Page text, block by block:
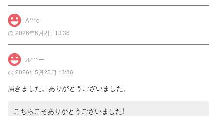
A***o
2026年6月2日 13:36
ル***ー
2026年5月25日 13:36
届きました。ありがとうございました。
こちらこそありがとうございました!